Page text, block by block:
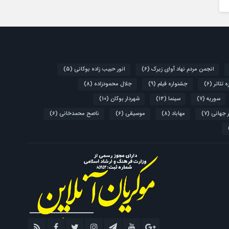
انجمن مردم نهاد آوای زیرک (6) انور حبیب زاده بوکانی (5)
تئاتر (6) جشنواره فیلم (9) جلال محمودزاده (8)
سوریه (7) سینما (14) شهردار بوکان (10)
جهانی (7) مهاباد (8) موسیقی (6) ناصح محمدخانی (6)